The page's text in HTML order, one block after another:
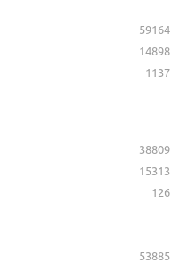
59164
14898
1137
38809
15313
126
53885